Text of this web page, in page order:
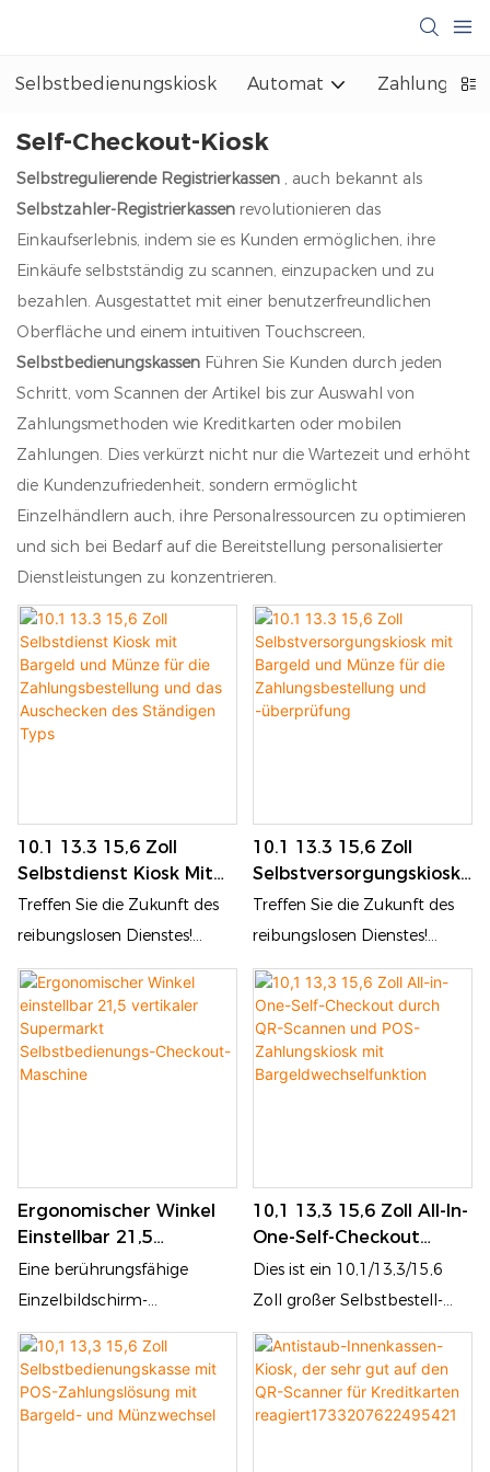
Selbstbedienungskiosk Automat
Self-Checkout-Kiosk
Selbstregulierende Registrierkassen , auch bekannt als
Selbstzahler-Registrierkassen revolutionieren das
Einkaufserlebnis, indem sie es Kunden ermöglichen, ihre
Einkäufe selbstständig zu scannen, einzupacken und zu
bezahlen. Ausgestattet mit einer benutzerfreundlichen
Oberfläche und einem intuitiven Touchscreen,
Selbstbedienungskassen Führen Sie Kunden durch jeden
Schritt, vom Scannen der Artikel bis zur Auswahl von
Zahlungsmethoden wie Kreditkarten oder mobilen
Zahlungen. Dies verkürzt nicht nur die Wartezeit und erhöht
die Kundenzufriedenheit, sondern ermöglicht
Einzelhändlern auch, ihre Personalressourcen zu optimieren
und sich bei Bedarf auf die Bereitstellung personalisierter
Dienstleistungen zu konzentrieren.
10.1 13.3 15,6 Zoll
Selbstdienst Kiosk Mit
Bargeld Und Münze Für
Die Zahlungsbestellung
Des Ständigen Typs
Treffen Sie die Zukunft des
reibungslosen Dienstes!
Unsere 10.1 ", 13,3" und 15,6
"stehenden
Selbstbedienungskioske
kombinieren eine robuste
konstruiert, um den Betrieb
in Restaurants, Einzelhandel
und Gastfreundschaft zu
optimieren
10.1 13.3 15,6 Zoll
Selbstversorgungskiosk
Mit Bargeld Und Münze
Für Die
-überprüfung
Treffen Sie die Zukunft des
reibungslosen Dienstes!
Unsere 10.1 ", 13.3" und 15,6
"Selbstbedienungskioske
kombinieren eine robuste
Zahlungsabwicklung mit
intuitiven Bestell- und
und Gastgewerbe zu
optimieren
Ergonomischer Winkel
Einstellbar 21,5
Vertikaler Supermarkt
Selbstbedienungs-
Eine berührungsfähige
Einzelbildschirm-
Registrierkasse bietet eine
moderne und intuitive
Lösung für verschiedene
Einzelhandelsumgebungen.
10,1 13,3 15,6 Zoll All-In-
One-Self-Checkout
Durch QR-Scannen Und
POS-Zahlungskiosk Mit
Dies ist ein 10,1/13,3/15,6
Zoll großer Selbstbestell-
und Kassenkiosk, der für die
Gastronomie und den
Einzelhandel entwickelt
wurde. Es ist mit einem